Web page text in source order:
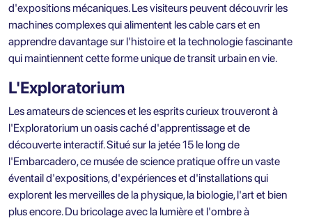
d'expositions mécaniques. Les visiteurs peuvent découvrir les
machines complexes qui alimentent les cable cars et en
apprendre davantage sur l'histoire et la technologie fascinante
qui maintiennent cette forme unique de transit urbain en vie.
L'Exploratorium
Les amateurs de sciences et les esprits curieux trouveront à
l'Exploratorium un oasis caché d'apprentissage et de
découverte interactif. Situé sur la jetée 15 le long de
l'Embarcadero, ce musée de science pratique offre un vaste
éventail d'expositions, d'expériences et d'installations qui
explorent les merveilles de la physique, la biologie, l'art et bien
plus encore. Du bricolage avec la lumière et l'ombre à